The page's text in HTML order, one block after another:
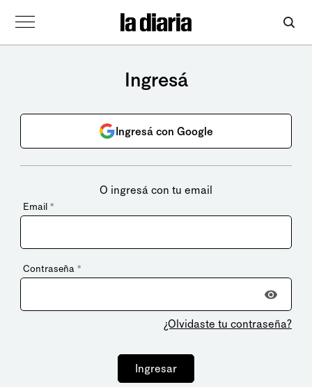
Ingresá
Ingresá con Google
O ingresá con tu email
Email *
Contraseña *
¿Olvidaste tu contraseña?
Ingresar